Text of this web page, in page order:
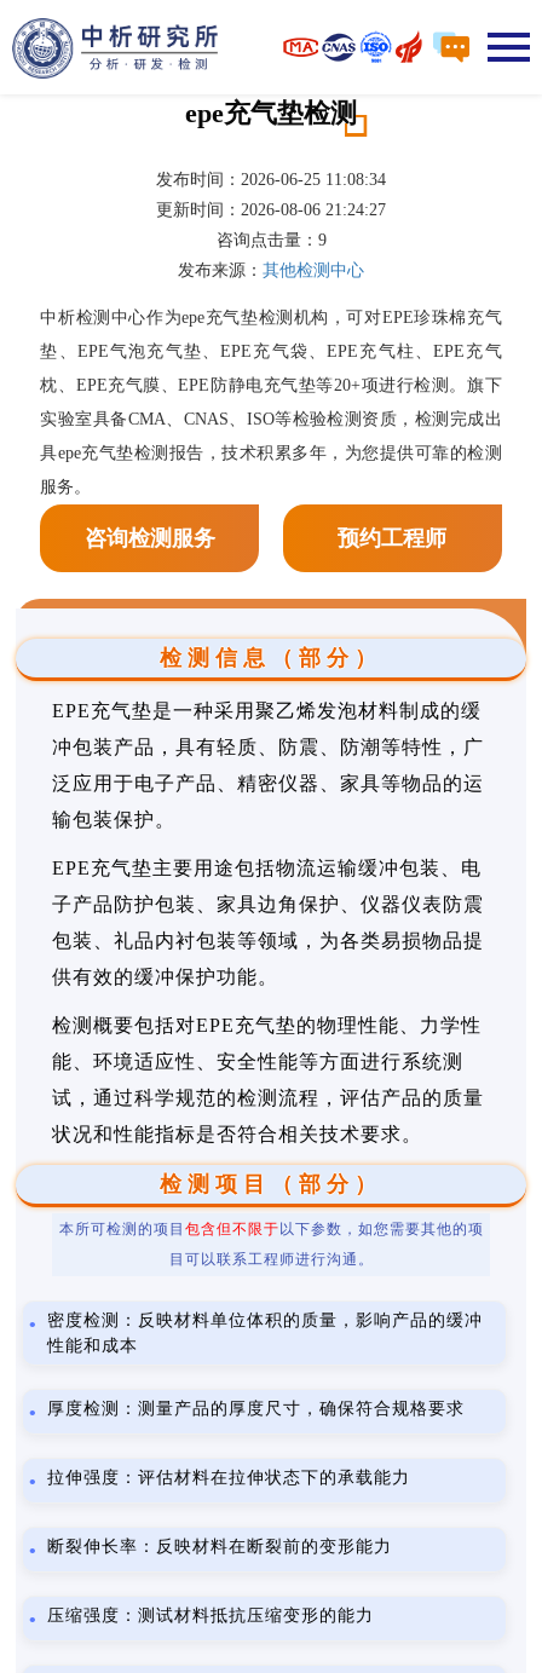
epe充气垫检测
发布时间：2026-06-25 11:08:34
更新时间：2026-08-06 21:24:27
咨询点击量： 9
发布来源： 其他检测中心
中析检测中心作为epe充气垫检测机构，可对EPE珍珠棉充气
垫、EPE气泡充气垫、EPE充气袋、EPE充气柱、EPE充气
枕、EPE充气膜、EPE防静电充气垫等20+项进行检测。旗下
实验室具备CMA、CNAS、ISO等检验检测资质，检测完成出
具epe充气垫检测报告，技术积累多年，为您提供可靠的检测
服务。
咨询检测服务 预约工程师
检测信息（部分）
EPE充气垫是一种采用聚乙烯发泡材料制成的缓
冲包装产品，具有轻质、防震、防潮等特性，广
泛应用于电子产品、精密仪器、家具等物品的运
输包装保护。
EPE充气垫主要用途包括物流运输缓冲包装、电
子产品防护包装、家具边角保护、仪器仪表防震
包装、礼品内衬包装等领域，为各类易损物品提
供有效的缓冲保护功能。
检测概要包括对EPE充气垫的物理性能、力学性
能、环境适应性、安全性能等方面进行系统测
试，通过科学规范的检测流程，评估产品的质量
状况和性能指标是否符合相关技术要求。
检测项目（部分）
本所可检测的项目 包含但不限于 以下参数，如您需要其他的项
目可以联系工程师进行沟通。
密度检测：反映材料单位体积的质量，影响产品的缓冲
性能和成本
厚度检测：测量产品的厚度尺寸，确保符合规格要求
拉伸强度：评估材料在拉伸状态下的承载能力
断裂伸长率：反映材料在断裂前的变形能力
压缩强度：测试材料抵抗压缩变形的能力